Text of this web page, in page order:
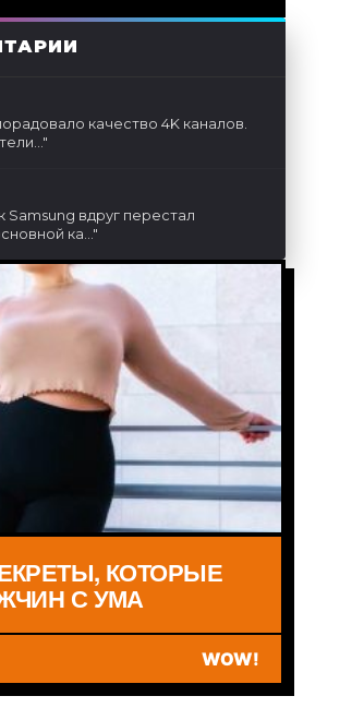
качество 4K каналов.
"
Samsung вдруг перестал
ка..."
КОТОРЫЕ
С УМА
WOW!